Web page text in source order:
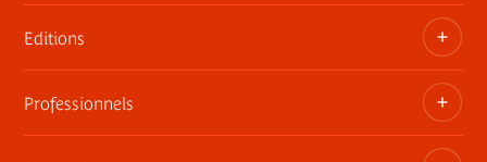
Dossiers, communiqués, bandes annonces
Contact presse
Editions
Les publications du musée
Professionnels